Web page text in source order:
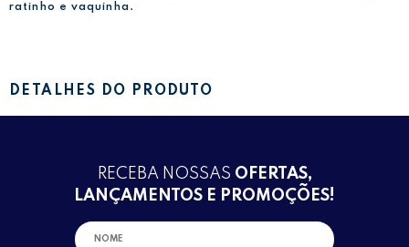
ratinho e vaquinha.
DETALHES DO PRODUTO
RECEBA NOSSAS OFERTAS,
LANÇAMENTOS E PROMOÇÕES!